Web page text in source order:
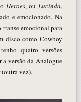
Heroes, ouLucinda,
e emocionado. Na
transe emocional para
disco como Cowboy
quatro versões
versão da Analogue
(outra vez).